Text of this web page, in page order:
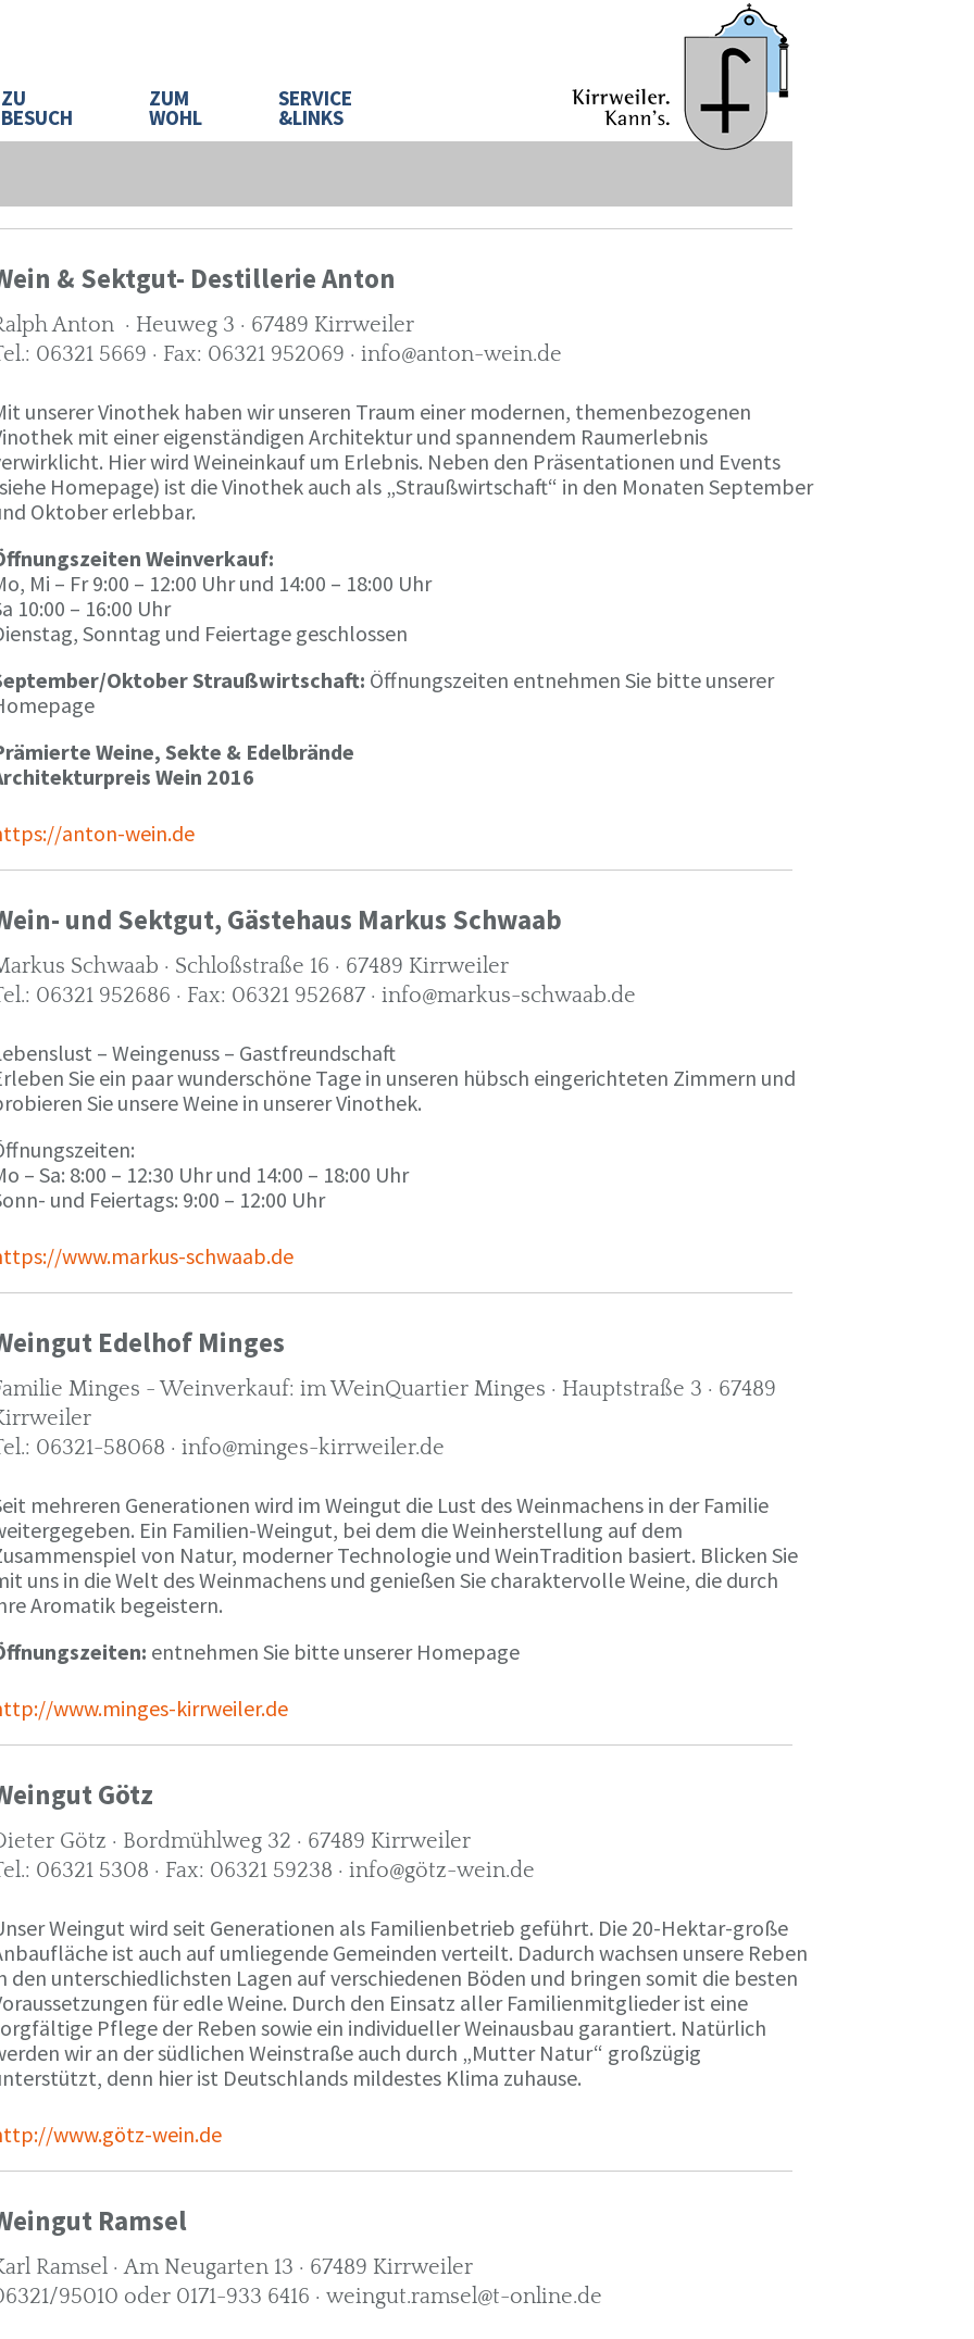
ZU
BESUCH
ZUM
WOHL
SERVICE
&LINKS
& Sektgut- Destillerie Anton
Anton · Heuweg 3 · 67489 Kirrweiler
06321 5669 · Fax: 06321 952069 · info@anton-wein.de
unserer Vinothek haben wir unseren Traum einer modernen, themenbezogenen
mit einer eigenständigen Architektur und spannendem Raumerlebnis
Hier wird Weineinkauf um Erlebnis. Neben den Präsentationen und Events
Homepage) ist die Vinothek auch als „Straußwirtschaft“ in den Monaten September
Oktober erlebbar.
Weinverkauf:
Mi – Fr 9:00 – 12:00 Uhr und 14:00 – 18:00 Uhr
10:00 – 16:00 Uhr
Sonntag und Feiertage geschlossen
Oktober Straußwirtschaft: Öffnungszeiten entnehmen Sie bitte unserer
Weine, Sekte & Edelbrände
Wein 2016
anton-wein.de
und Sektgut, Gästehaus Markus Schwaab
Schwaab · Schloßstraße 16 · 67489 Kirrweiler
06321 952686 · Fax: 06321 952687 · info@markus-schwaab.de
– Weingenuss – Gastfreundschaft
Sie ein paar wunderschöne Tage in unseren hübsch eingerichteten Zimmern und
Sie unsere Weine in unserer Vinothek.
– Sa: 8:00 – 12:30 Uhr und 14:00 – 18:00 Uhr
und Feiertags: 9:00 – 12:00 Uhr
www.markus-schwaab.de
Edelhof Minges
Minges - Weinverkauf: im WeinQuartier Minges · Hauptstraße 3 · 67489
06321-58068 · info@minges-kirrweiler.de
mehreren Generationen wird im Weingut die Lust des Weinmachens in der Familie
Ein Familien-Weingut, bei dem die Weinherstellung auf dem
von Natur, moderner Technologie und WeinTradition basiert. Blicken Sie
uns in die Welt des Weinmachens und genießen Sie charaktervolle Weine, die durch
Aromatik begeistern.
entnehmen Sie bitte unserer Homepage
www.minges-kirrweiler.de
Götz
Götz · Bordmühlweg 32 · 67489 Kirrweiler
06321 5308 · Fax: 06321 59238 · info@götz-wein.de
Weingut wird seit Generationen als Familienbetrieb geführt. Die 20-Hektar-große
ist auch auf umliegende Gemeinden verteilt. Dadurch wachsen unsere Reben
den unterschiedlichsten Lagen auf verschiedenen Böden und bringen somit die besten
für edle Weine. Durch den Einsatz aller Familienmitglieder ist eine
Pflege der Reben sowie ein individueller Weinausbau garantiert. Natürlich
wir an der südlichen Weinstraße auch durch „Mutter Natur“ großzügig
denn hier ist Deutschlands mildestes Klima zuhause.
www.götz-wein.de
Ramsel
Ramsel · Am Neugarten 13 · 67489 Kirrweiler
95010 oder 0171-933 6416 · weingut.ramsel@t-online.de